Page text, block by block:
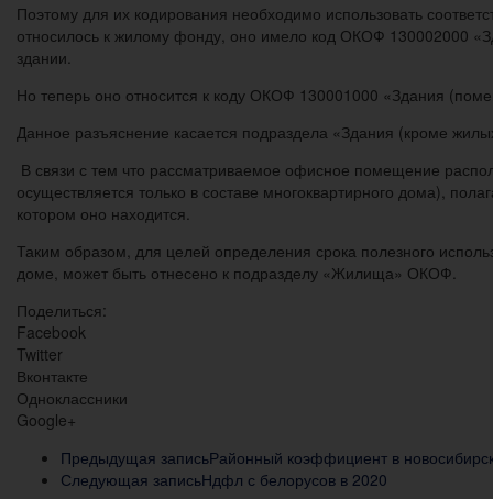
Поэтому для их кодирования необходимо использовать
относилось к жилому фонду, оно имело код ОКОФ 130002000
здании.
Но теперь оно относится к коду ОКОФ 130001000 «Здания
Данное разъяснение касается подраздела «Здания (кроме
В связи с тем что рассматриваемое офисное помещение
осуществляется только в составе многоквартирного дома),
котором оно находится.
Таким образом, для целей определения срока полезного
доме, может быть отнесено к подразделу «Жилища» ОКОФ.
Поделиться:
Facebook
Twitter
Вконтакте
Одноклассники
Google+
Предыдущая записьРайонный коэффициент в
Следующая записьНдфл с белорусов в 2020